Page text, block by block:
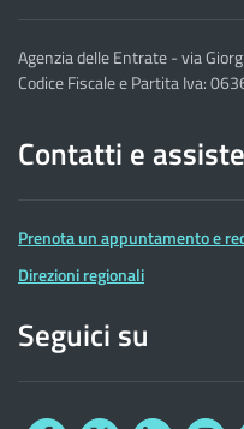
Agenzia delle Entrate - via
Codice Fiscale e Partita Iva:
Contatti e
Prenota un appuntamento e
Direzioni regionali
Seguici su